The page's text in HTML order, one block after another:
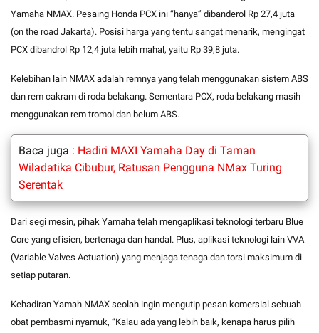
Yamaha NMAX. Pesaing Honda PCX ini “hanya” dibanderol Rp 27,4 juta
(on the road Jakarta). Posisi harga yang tentu sangat menarik, mengingat
PCX dibandrol Rp 12,4 juta lebih mahal, yaitu Rp 39,8 juta.
Kelebihan lain NMAX adalah remnya yang telah menggunakan sistem ABS
dan rem cakram di roda belakang. Sementara PCX, roda belakang masih
menggunakan rem tromol dan belum ABS.
Baca juga : Hadiri MAXI Yamaha Day di Taman
Wiladatika Cibubur, Ratusan Pengguna NMax Turing
Serentak
Dari segi mesin, pihak Yamaha telah mengaplikasi teknologi terbaru Blue
Core yang efisien, bertenaga dan handal. Plus, aplikasi teknologi lain VVA
(Variable Valves Actuation) yang menjaga tenaga dan torsi maksimum di
setiap putaran.
Kehadiran Yamah NMAX seolah ingin mengutip pesan komersial sebuah
obat pembasmi nyamuk, “Kalau ada yang lebih baik, kenapa harus pilih